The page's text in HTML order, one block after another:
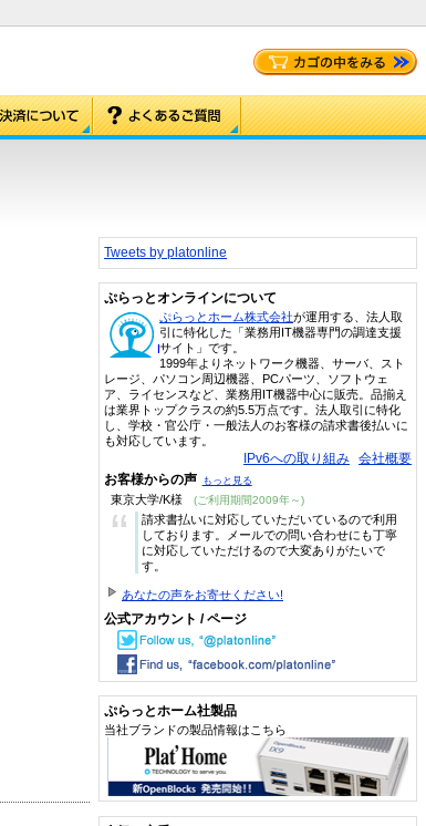
Tweets by platonline
ぷらっとオンラインについて
ぷらっとホーム株式会社が運用する、法人取
引に特化した「業務用IT機器専門の調達支援
サイト」です。
1999年よりネットワーク機器、サーバ、スト
レージ、パソコン周辺機器、PCパーツ、ソフトウェ
ア、ライセンスなど、業務用IT機器中心に販売。品揃え
は業界トップクラスの約5.5万点です。法人取引に特化
し、学校・官公庁・一般法人のお客様の請求書後払いに
も対応しています。
IPv6への取り組み 会社概要
お客様からの声 もっと見る
東京大学/K様 (ご利用期間2009年～)
“
請求書払いに対応していただいているので利用
しております。メールでの問い合わせにも丁寧
に対応していただけるので大変ありがたいで
す。
あなたの声をお寄せください!
公式アカウント / ページ
ぷらっとホーム社製品
当社ブランドの製品情報はこちら